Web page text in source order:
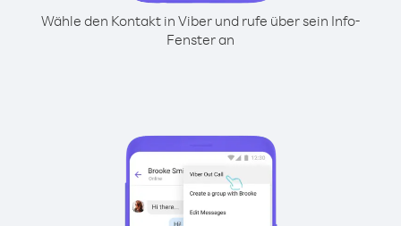
Wähle den Kontakt in Viber und rufe über sein Info-
Fenster an